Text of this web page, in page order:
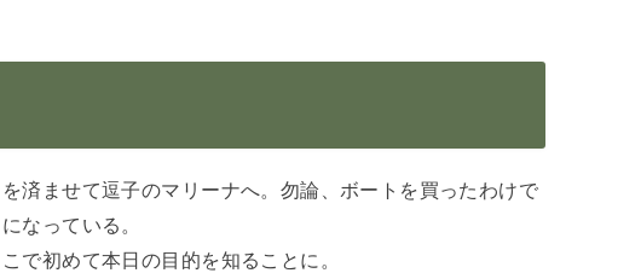
済ませて逗子のマリーナへ。勿論、ボートを買ったわけで
なっている。
で初めて本日の目的を知ることに。